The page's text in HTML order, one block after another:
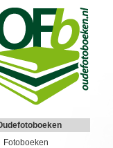
Fotoboeken